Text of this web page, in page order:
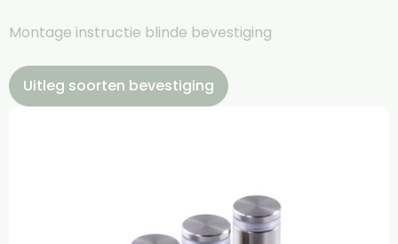
Montage instructie blinde bevestiging
Uitleg soorten bevestiging